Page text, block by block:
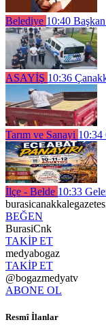
Belediye 10:40
ASAYİŞ 10:36
Tarım ve Sanayi 10:34
İlçe - Belde 10:33
BEĞEN
BurasiCnk
TAKİP ET
medyabogaz
TAKİP ET
@bogazmedyatv
ABONE OL
Resmî İlanlar